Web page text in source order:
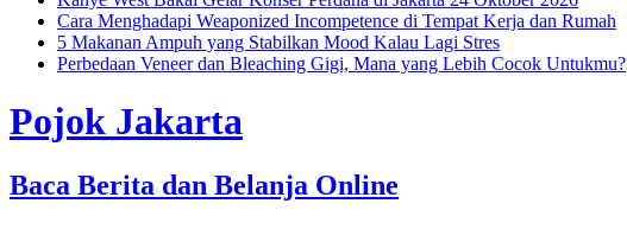
Cara Menghadapi Weaponized Incompetence di Tempat Kerja dan Rumah
5 Makanan Ampuh yang Stabilkan Mood Kalau Lagi Stres
Perbedaan Veneer dan Bleaching Gigi, Mana yang Lebih Cocok Untukmu?
Pojok Jakarta
Baca Berita dan Belanja Online